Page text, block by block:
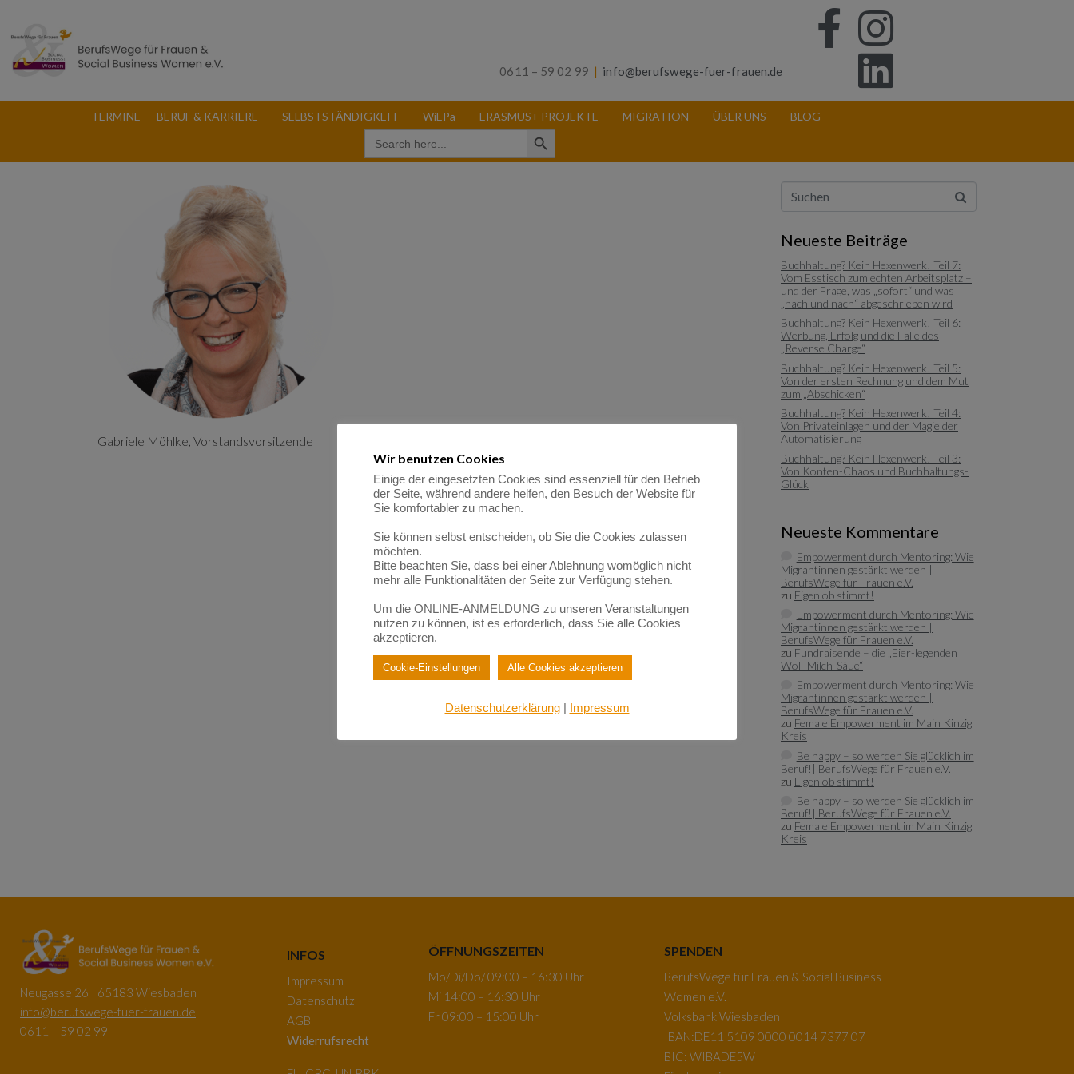
0611 – 59 02 99 | info@berufswege-fuer-frauen.de
TERMINE BERUF & KARRIERE SELBSTSTÄNDIGKEIT WiEPa ERASMUS+ PROJEKTE MIGRATION ÜBER UNS BLOG
Search
for:
Search Button
Gabriele Möhlke, Vorstandsvorsitzende
Neueste Beiträge
Buchhaltung? Kein Hexenwerk! Teil 7:
Vom Esstisch zum echten Arbeitsplatz –
und der Frage, was „sofort“ und was
„nach und nach“ abgeschrieben wird
Buchhaltung? Kein Hexenwerk! Teil 6:
Werbung, Erfolg und die Falle des
„Reverse Charge“
Buchhaltung? Kein Hexenwerk! Teil 5:
Von der ersten Rechnung und dem Mut
zum „Abschicken“
Buchhaltung? Kein Hexenwerk! Teil 4:
Von Privateinlagen und der Magie der
Automatisierung
Buchhaltung? Kein Hexenwerk! Teil 3:
Von Konten-Chaos und Buchhaltungs-
Glück
Neueste Kommentare
Empowerment durch Mentoring: Wie
Migrantinnen gestärkt werden |
BerufsWege für Frauen e.V.
zu Eigenlob stimmt!
Empowerment durch Mentoring: Wie
Migrantinnen gestärkt werden |
BerufsWege für Frauen e.V.
zu Fundraisende – die „Eier-legenden
Woll-Milch-Säue“
Empowerment durch Mentoring: Wie
Migrantinnen gestärkt werden |
BerufsWege für Frauen e.V.
zu Female Empowerment im Main Kinzig
Kreis
Be happy – so werden Sie glücklich im
Beruf!| BerufsWege für Frauen e.V.
zu Eigenlob stimmt!
Be happy – so werden Sie glücklich im
Beruf!| BerufsWege für Frauen e.V.
zu Female Empowerment im Main Kinzig
Kreis
Neugasse 26 | 65183 Wiesbaden
info@berufswege-fuer-frauen.de
0611 – 59 02 99
INFOS
Impressum
Datenschutz
AGB
Widerrufsrecht
ÖFFNUNGSZEITEN
Mo/Di/Do/ 09:00 – 16:30 Uhr
Mi 14:00 – 16:30 Uhr
Fr 09:00 – 15:00 Uhr
SPENDEN
BerufsWege für Frauen & Social Business
Women e.V.
Volksbank Wiesbaden
IBAN:DE11 5109 0000 0014 7377 07
BIC: WIBADE5W
Wir benutzen Cookies
Einige der eingesetzten Cookies sind essenziell für den Betrieb
der Seite, während andere helfen, den Besuch der Website für
Sie komfortabler zu machen.
Sie können selbst entscheiden, ob Sie die Cookies zulassen
möchten.
Bitte beachten Sie, dass bei einer Ablehnung womöglich nicht
mehr alle Funktionalitäten der Seite zur Verfügung stehen.
Um die ONLINE-ANMELDUNG zu unseren Veranstaltungen
nutzen zu können, ist es erforderlich, dass Sie alle Cookies
akzeptieren.
Cookie-Einstellungen Alle Cookies akzeptieren
Datenschutzerklärung| Impressum